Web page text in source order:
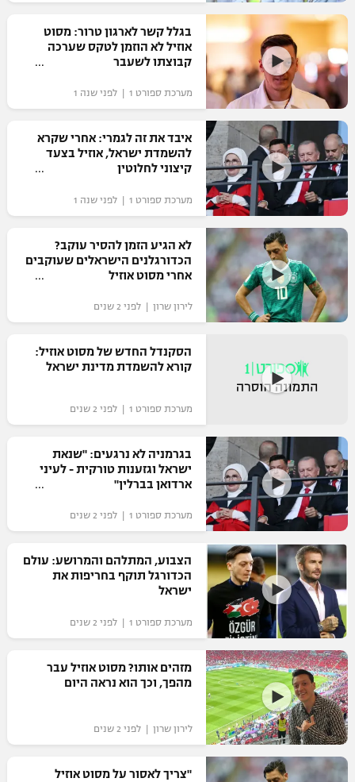
רשיון להקרנה פומבית לבית עסק
הצטרפות לחבילת הערוצים
לוח דרושים – ג'ובנט
תגיות
המגזין
בגלל קשר לארגון טרור: מסוט
אוזיל לא הוזמן לטקס שערכה
קבוצתו לשעבר
מערכת ספורט 1 | לפני שנה 1
איבד את זה לגמרי: אחרי שקרא
להשמדת ישראל, אוזיל בצעד
קיצוני לחלוטין
מערכת ספורט 1 | לפני שנה 1
לא הגיע הזמן להסיר עוקב?
הכדורגלנים הישראלים שעוקבים
אחרי מסוט אוזיל
לירון שרון | לפני 2 שנים
הסקנדל החדש של מסוט אוזיל:
קורא להשמדת מדינת ישראל
מערכת ספורט 1 | לפני 2 שנים
בגרמניה לא נרגעים: "שנאת
ישראל וגזענות טורקית - לעיני
ארדואן בברלין"
מערכת ספורט 1 | לפני 2 שנים
הצבוע, המתלהם והמרושע: עולם
הכדורגל תוקף בחריפות את
ישראל
מערכת ספורט 1 | לפני 2 שנים
מזהים אותו? מסוט אוזיל עבר
מהפך, וכך הוא נראה היום
לירון שרון | לפני 2 שנים
"צריך לאסור על מסוט אוזיל